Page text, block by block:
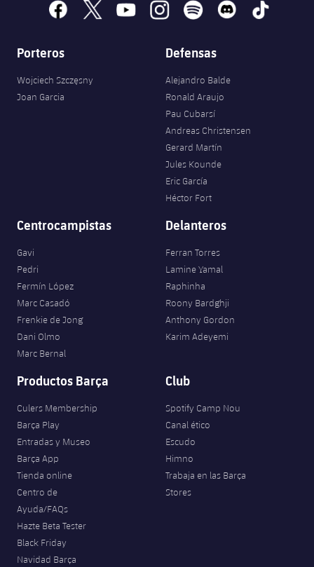
facebook
x youtubeinstagramspotify discord tiktok
Porteros
Wojciech Szczęsny
Joan Garcia
Defensas
Alejandro Balde
Ronald Araujo
Pau Cubarsí
Andreas Christensen
Gerard Martín
Jules Kounde
Eric García
Héctor Fort
Centrocampistas
Gavi
Pedri
Fermín López
Marc Casadó
Frenkie de Jong
Dani Olmo
Marc Bernal
Delanteros
Ferran Torres
Lamine Yamal
Raphinha
Roony Bardghji
Anthony Gordon
Karim Adeyemi
Productos Barça
Culers Membership
Barça Play
Entradas y Museo
Barça App
Tienda online
Centro de
Ayuda/FAQs
Hazte Beta Tester
Black Friday
Navidad Barça
Club
Spotify Camp Nou
Canal ético
Escudo
Himno
Trabaja en las Barça
Stores